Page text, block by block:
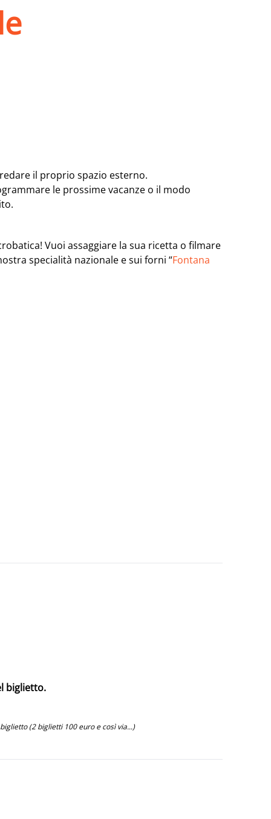
il proprio spazio esterno.
le prossime vacanze o il modo
Vuoi assaggiare la sua ricetta o filmare
specialità nazionale e sui forni “Fontana
biglietto.
(2 biglietti 100 euro e così via...)